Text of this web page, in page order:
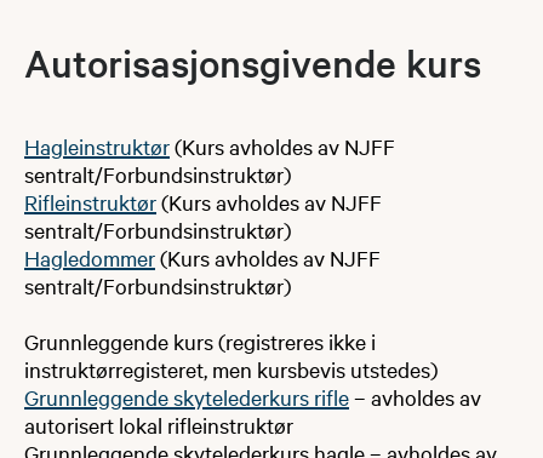
Autorisasjonsgivende kurs​
Hagleinstruktør(Kurs avholdes av NJFF
sentralt/Forbundsinstruktør)
Rifleinstruktør(Kurs avholdes av NJFF
sentralt/Forbundsinstruktør)
Hagledommer(Kurs avholdes av NJFF
sentralt/Forbundsinstruktør)
Grunnleggende kurs (registreres ikke i
instruktørregisteret, men kursbevis utstedes)
Grunnleggende skytelederkurs rifle– avholdes av
autorisert lokal rifleinstruktør
Grunnleggende skytelederkurs hagle – avholdes av